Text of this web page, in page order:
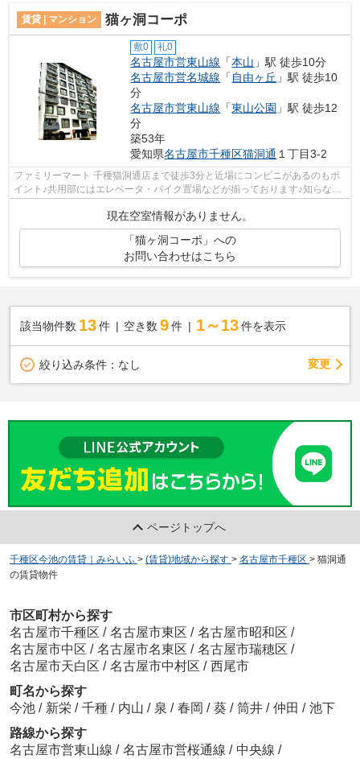
賃貸 | マンション 猫ヶ洞コーポ
敷0 礼0
名古屋市営東山線 「本山 」駅 徒歩10分
名古屋市営名城線 「 自由ヶ丘 」駅 徒歩10
分
名古屋市営東山線 「東山公園 」駅 徒歩12
分
築53年
愛知県名古屋市千種区猫洞通 １丁目3-2
ファミリーマート 千種猫洞通店まで徒歩3分と近場にコンビニがあるのもポ
イント♪共用部にはエレベータ・バイク置場などが揃っております♪知らない
現在空室情報がありません。
「猫ヶ洞コーポ」への
お問い合わせはこちら
該当物件数 13件 空き数 9 件 1～13 件を表示
絞り込み条件： なし 変更
ページトップへ
千種区今池の賃貸｜みらいふ > (賃貸)地域から探す > 名古屋市千種区 > 猫洞通
の賃貸物件
市区町村から探す
名古屋市千種区 / 名古屋市東区 / 名古屋市昭和区 /
名古屋市中区 / 名古屋市名東区 / 名古屋市瑞穂区 /
名古屋市天白区 / 名古屋市中村区 / 西尾市
町名から探す
今池 / 新栄 / 千種 / 内山 / 泉 / 春岡 / 葵 / 筒井 / 仲田 / 池下
路線から探す
名古屋市営東山線 / 名古屋市営桜通線 / 中央線 /